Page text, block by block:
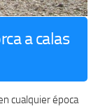
a calas
cualquier época